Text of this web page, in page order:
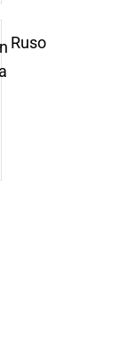
Ruso